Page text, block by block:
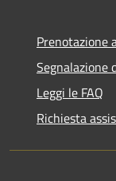
Prenotazione
Segnalazione
Leggi le FAQ
Richiesta